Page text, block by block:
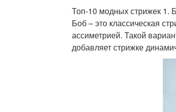
Топ-10 модных стрижек 1.
Боб – это классическая
ассиметрией. Такой
добавляет стрижке